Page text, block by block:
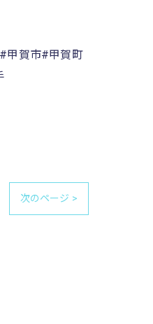
甲賀市#甲賀町
次のページ >